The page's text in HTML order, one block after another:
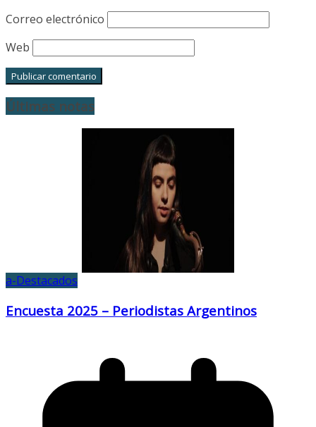
Correo electrónico
Web
Últimas notas
a-Destacados
Encuesta 2025 – Periodistas Argentinos